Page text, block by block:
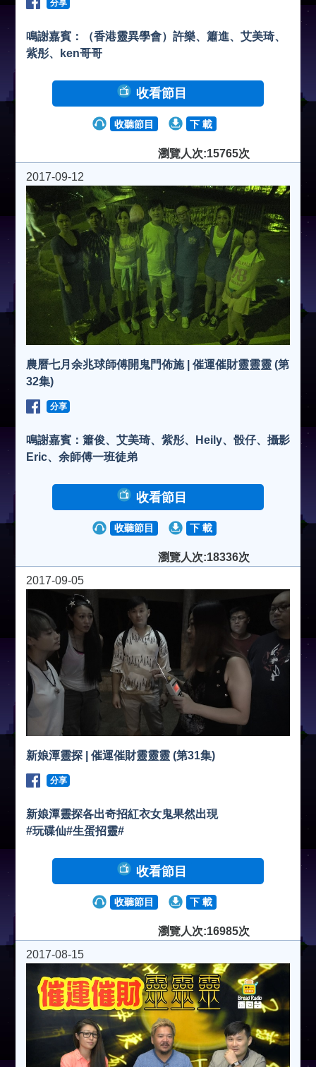
分享
鳴謝嘉賓：（香港靈異學會）許樂、簫進、艾美琦、
紫彤、ken哥哥
收看節目
收聽節目 下 載
瀏覽人次:15765次
2017-09-12
農曆七月余兆球師傅開鬼門佈施 | 催運催財靈靈靈 (第
32集)
分享
鳴謝嘉賓：簫俊、艾美琦、紫彤、Heily、骰仔、攝影
Eric、余師傅一班徒弟
收看節目
收聽節目 下 載
瀏覽人次:18336次
2017-09-05
新娘潭靈探 | 催運催財靈靈靈 (第31集)
分享
新娘潭靈探各出奇招紅衣女鬼果然出現
#玩碟仙#生蛋招靈#
收看節目
收聽節目 下 載
瀏覽人次:16985次
2017-08-15